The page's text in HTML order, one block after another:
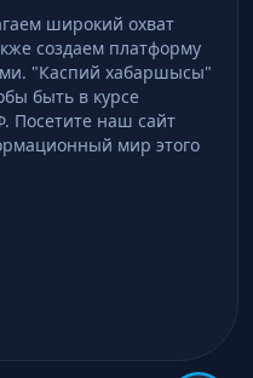
широкий охват
создаем платформу
"Каспий хабаршысы"
быть в курсе
Посетите наш сайт
мир этого